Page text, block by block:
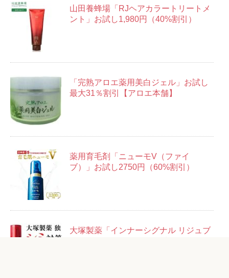
山田養蜂場「RJヘアカラートリートメ
ント」お試し1,980円（40%割引）
「完熟アロエ薬用美白ジェル」お試し
最大31％割引【アロエ本舗】
薬用育毛剤「ニューモV（ファイ
ブ）」お試し2750円（60%割引）
大塚製薬「インナーシグナル リジュブ